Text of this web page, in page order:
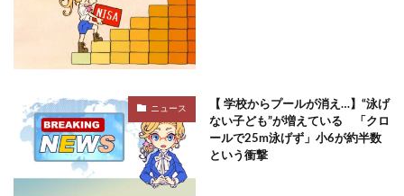
ニュース
【 学校からプールが消え…】“泳げ
ない子ども”が増えている 「クロ
ールで25m泳げず」小6が約半数
という衝撃